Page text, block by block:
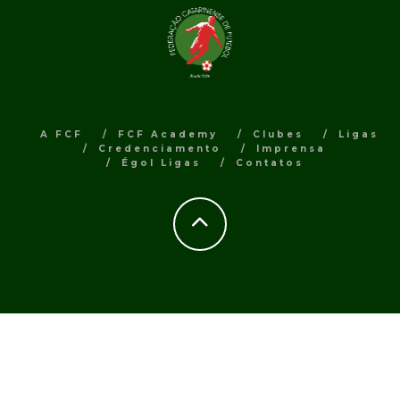
A FCF FCF Academy Clubes
Ligas
Credenciamento
Imprensa
Égol Ligas
Contatos